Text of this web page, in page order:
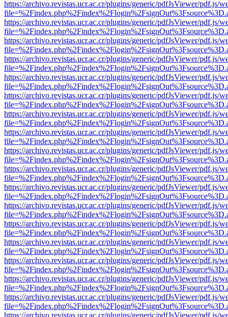
https://archivo.revistas.ucr.ac.cr/plugins/generic/pdfJsViewer/pdf.js/
https://archivo.revistas.ucr.ac.cr/plugins/generic/pdfJsViewer/pdf.js/
https://archivo.revistas.ucr.ac.cr/plugins/generic/pdfJsViewer/pdf.js/
https://archivo.revistas.ucr.ac.cr/plugins/generic/pdfJsViewer/pdf.js/
https://archivo.revistas.ucr.ac.cr/plugins/generic/pdfJsViewer/pdf.js/
https://archivo.revistas.ucr.ac.cr/plugins/generic/pdfJsViewer/pdf.js/
https://archivo.revistas.ucr.ac.cr/plugins/generic/pdfJsViewer/pdf.js/
https://archivo.revistas.ucr.ac.cr/plugins/generic/pdfJsViewer/pdf.js/
https://archivo.revistas.ucr.ac.cr/plugins/generic/pdfJsViewer/pdf.js/
https://archivo.revistas.ucr.ac.cr/plugins/generic/pdfJsViewer/pdf.js/
https://archivo.revistas.ucr.ac.cr/plugins/generic/pdfJsViewer/pdf.js/
https://archivo.revistas.ucr.ac.cr/plugins/generic/pdfJsViewer/pdf.js/
https://archivo.revistas.ucr.ac.cr/plugins/generic/pdfJsViewer/pdf.js/
https://archivo.revistas.ucr.ac.cr/plugins/generic/pdfJsViewer/pdf.js/
https://archivo.revistas.ucr.ac.cr/plugins/generic/pdfJsViewer/pdf.js/
https://archivo.revistas.ucr.ac.cr/plugins/generic/pdfJsViewer/pdf.js/
https://archivo.revistas.ucr.ac.cr/plugins/generic/pdfJsViewer/pdf.js/
https://archivo.revistas.ucr.ac.cr/plugins/generic/pdfJsViewer/pdf.js/